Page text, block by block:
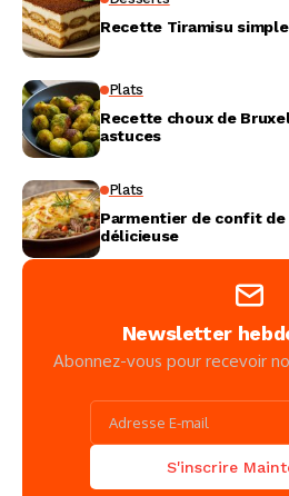
Recette Tiramisu
Plats
Recette choux de
astuces
Plats
Parmentier de confit
délicieuse
Newsletter
Abonnez-vous pour recevoir